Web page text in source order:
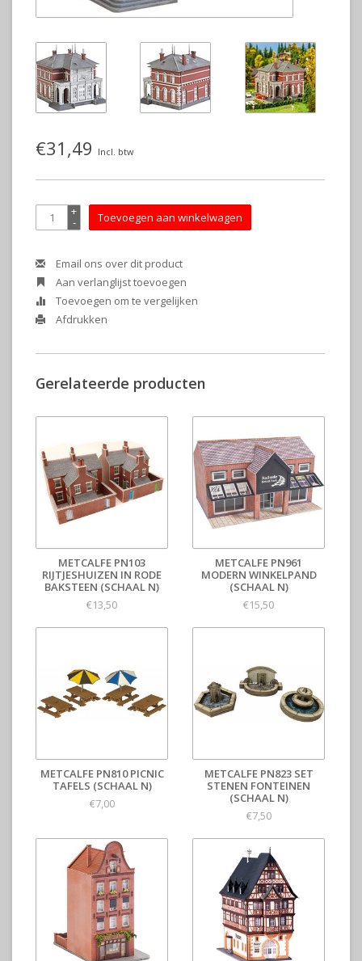
€31,49 Incl. btw
+
- Toevoegen aan winkelwagen
Email ons over dit product
Aan verlanglijst toevoegen
Toevoegen om te vergelijken
Afdrukken
Gerelateerde producten
METCALFE PN103
RIJTJESHUIZEN IN RODE
BAKSTEEN (SCHAAL N)
€13,50
METCALFE PN961
MODERN WINKELPAND
(SCHAAL N)
€15,50
METCALFE PN810 PICNIC
TAFELS (SCHAAL N)
€7,00
METCALFE PN823 SET
STENEN FONTEINEN
(SCHAAL N)
€7,50